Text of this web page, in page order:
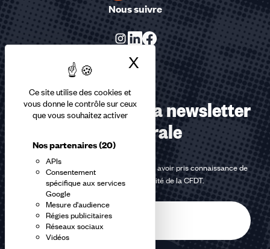
Ce site utilise des cookies et
vous donne le contrôle sur ceux
que vous souhaitez activer
Nos partenaires(20)
APIs
Consentement
spécifique aux services
Google
Mesure d'audience
Régies publicitaires
Réseaux sociaux
Vidéos
X Masquer le
Nous suivre
Abonnez-vous à la newsletter
confédérale
En m'inscrivant à la newsletter, j'affirme avoir pris connaissance de
lapolitique de confidentialité de la CFDT.